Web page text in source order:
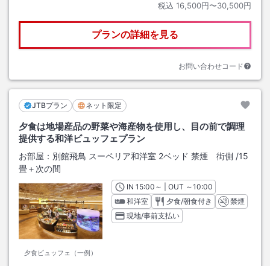
税込 16,500円〜30,500円
プランの詳細を見る
お問い合わせコード
JTBプラン ネット限定
夕食は地場産品の野菜や海産物を使用し、目の前で調理
提供する和洋ビュッフェプラン
お部屋： 別館飛鳥 スーペリア和洋室 2ベッド 禁煙 街側 /15
畳＋次の間
夕食ビュッフェ（一例）
INチェックイン
15:00 ～ | OUT チェックアウト
～10:00
和洋室
夕食/朝食付き
禁煙
現地/事前支払い